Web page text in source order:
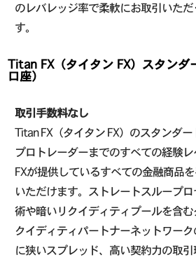
のレバレッジ率で柔軟にお取引いた
す。
Titan FX（タイタン FX）スタンダ
口座）
取引手数料なし
Titan FX（タイタン FX）のスタンダ
プロトレーダーまでのすべての経験
FXが提供しているすべての金融商品
いただけます。ストレートスループ
術や暗いリクイディティプールを含む
クイディティパートナーネットワー
に狭いスプレッド、高い契約力の取